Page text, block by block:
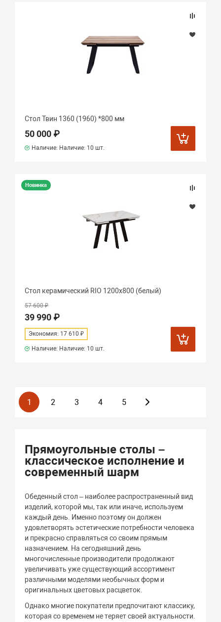
Стол Твин 1360 (1960) *800 мм
50 000 ₽
Наличие: Наличие: 10 шт.
Новинка
Стол керамический RIO 1200х800 (белый)
57 600 ₽
39 990 ₽
Экономия: 17 610 ₽
Наличие: Наличие: 10 шт.
1 2 3 4 5
Прямоугольные столы –
классическое исполнение и
современный шарм
Обеденный стол – наиболее распространенный вид
изделий, которой мы, так или иначе, используем
каждый день. Именно поэтому он должен
удовлетворять эстетические потребности человека
и прекрасно справляться со своим прямым
назначением. На сегодняшний день
многочисленные производители продолжают
увеличивать уже существующий ассортимент
различными моделями необычных форм и
оригинальных цветовых расцветок.
Однако многие покупатели предпочитают классику,
которая со временем не теряет своей актуальности.